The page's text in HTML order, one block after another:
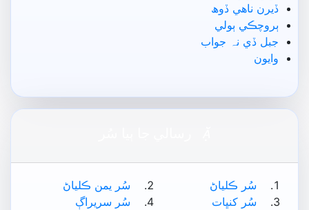
ڏيرن ناھي ڏوھ
ٻروچڪي ٻولي
جبل ڏي نہ جواب
وايون
سُر ڪلياڻ
سُر يمن ڪلياڻ
سُر کنڀات
سُر سريراڳ